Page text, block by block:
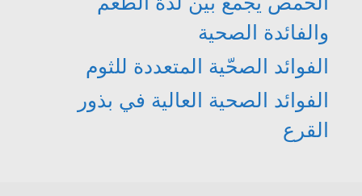
والفائدة الصحية
الفوائد الصحّية المتعددة للثوم
الفوائد الصحية العالية في بذور
القرع